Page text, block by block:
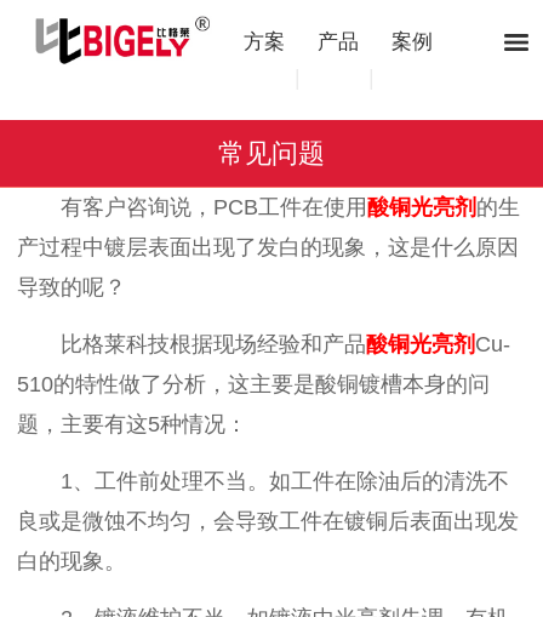
方案 产品 案例
常见问题
有客户咨询说， PCB工件在使用酸铜光亮剂 的生
产过程中镀层表面出现了发白的现象，这是什么原因
导致的呢？
比格莱科技根据现场经验和产品酸铜光亮剂 Cu-
510的特性做了分析， 这主要是酸铜镀槽本身的问
题，主要有这5种情况：
1、工件前处理不当。如工件在除油后的清洗不
良或是微蚀不均匀，会导致工件在镀铜后表面出现发
白的现象。